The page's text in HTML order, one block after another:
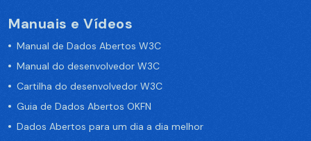
Manuais e Vídeos
Manual de Dados Abertos W3C
Manual do desenvolvedor W3C
Cartilha do desenvolvedor W3C
Guia de Dados Abertos OKFN
Dados Abertos para um dia a dia melhor